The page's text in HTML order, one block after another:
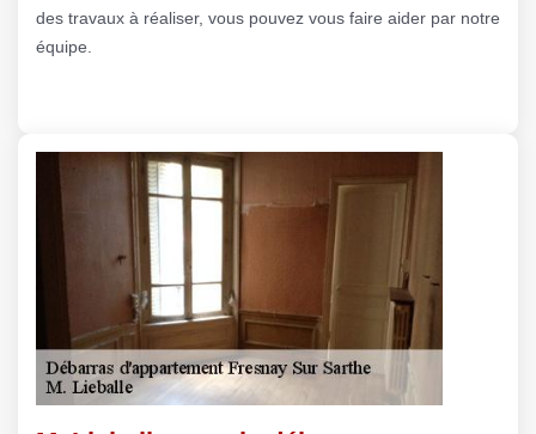
des travaux à réaliser, vous pouvez vous faire aider par notre
équipe.